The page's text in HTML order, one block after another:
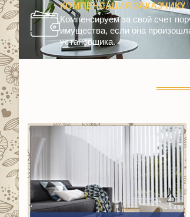
КОМПЕНСАЦИЯ ЗАКАЗЧИКУ
Компенсируем за свой счет
имущества, если она
установщика.